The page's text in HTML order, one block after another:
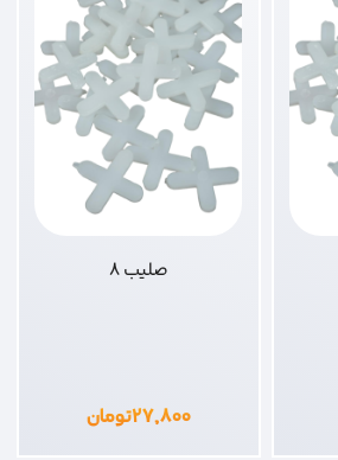
صلیب 8
۲۷,۸۰۰تومان